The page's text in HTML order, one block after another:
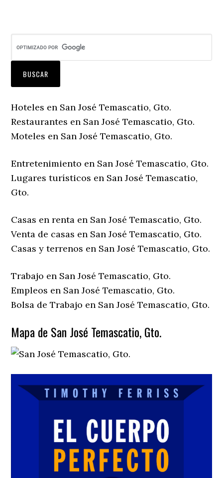
Hoteles en San José Temascatio, Gto.
Restaurantes en San José Temascatio, Gto.
Moteles en San José Temascatio, Gto.
Entretenimiento en San José Temascatio, Gto.
Lugares turísticos en San José Temascatio,
Gto.
Casas en renta en San José Temascatio, Gto.
Venta de casas en San José Temascatio, Gto.
Casas y terrenos en San José Temascatio, Gto.
Trabajo en San José Temascatio, Gto.
Empleos en San José Temascatio, Gto.
Bolsa de Trabajo en San José Temascatio, Gto.
Mapa de San José Temascatio, Gto.